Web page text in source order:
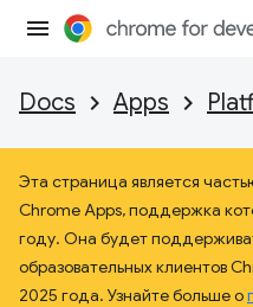
Docs Apps
Эта страница является
Chrome Apps, поддержка
году. Она будет
образовательных клиентов
2025 года. Узнайте больше о